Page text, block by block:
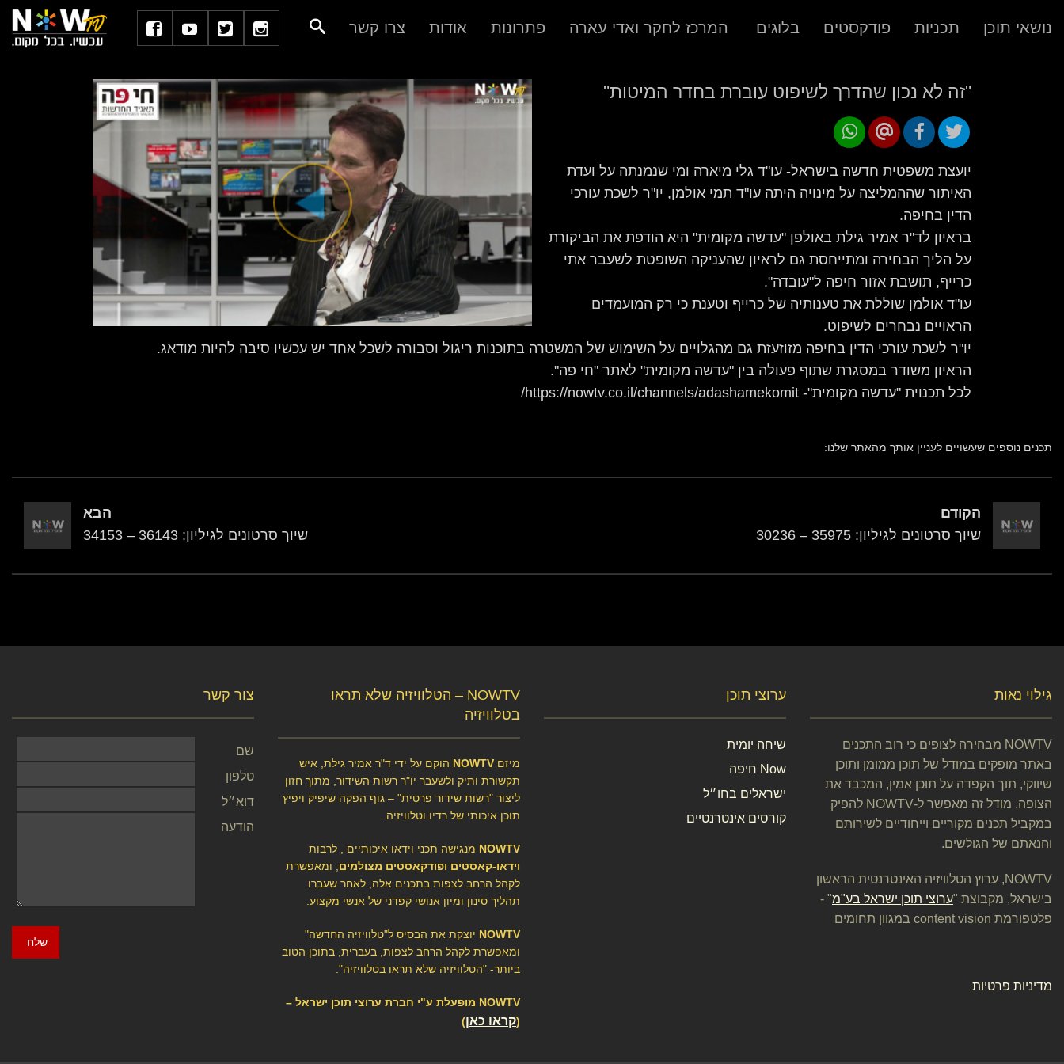
נושאי תוכן תכניות פודקסטים בלוגים המרכז לחקר ואדי עארה פתרונות אודות צרו קשר
"זה לא נכון שהדרך לשיפוט עוברת בחדר המיטות"
יועצת משפטית חדשה בישראל- עו"ד גלי מיארה ומי שנמנתה על ועדת
האיתור שההמליצה על מינויה היתה עו"ד תמי אולמן, יו"ר לשכת עורכי
הדין בחיפה.
בראיון לד"ר אמיר גילת באולפן "עדשה מקומית" היא הודפת את הביקורת
על הליך הבחירה ומתייחסת גם לראיון שהעניקה השופטת לשעבר אתי
כרייף, תושבת אזור חיפה ל"עובדה".
עו"ד אולמן שוללת את טענותיה של כרייף וטענת כי רק המועמדים
הראויים נבחרים לשיפוט.
יו"ר לשכת עורכי הדין בחיפה מזוזעזת גם מהגלויים על השימוש של המשטרה בתוכנות ריגול וסבורה לשכל אחד יש עכשיו סיבה להיות מודאג.
הראיון משודר במסגרת שתוף פעולה בין "עדשה מקומית" לאתר "חי פה".
לכל תכנוית "עדשה מקומית"- https://nowtv.co.il/channels/adashamekomit/
תכנים נוספים שעשויים לעניין אותך מהאתר שלנו:
הבא
שיוך סרטונים לגיליון: 36143 – 34153
הקודם
שיוך סרטונים לגיליון: 35975 – 30236
צור קשר
שם
טלפון
דוא״ל
הודעה
שלח
NOWTV – הטלוויזיה שלא תראו
בטלוויזיה
מיזם NOWTV הוקם על ידי ד"ר אמיר גילת, איש
תקשורת ותיק ולשעבר יו"ר רשות השידור, מתוך חזון
ליצור "רשות שידור פרטית" – גוף הפקה שיפיק ויפיץ
תוכן איכותי של רדיו וטלוויזיה.
NOWTV מנגישה תכני וידאו איכותיים , לרבות
וידאו-קאסטים ופודקאסטים מצולמים , ומאפשרת
לקהל הרחב לצפות בתכנים אלה, לאחר שעברו
תהליך סינון ומיון אנושי קפדני של אנשי מקצוע.
NOWTV יוצקת את הבסיס ל"טלוויזיה החדשה"
ומאפשרת לקהל הרחב לצפות, בעברית, בתוכן הטוב
ביותר- "הטלוויזיה שלא תראו בטלוויזיה".
NOWTV מופעלת ע"י חברת ערוצי תוכן ישראל –
(קראו כאן)
ערוצי תוכן
שיחה יומית
Now חיפה
ישראלים בחו״ל
קורסים אינטרנטיים
גילוי נאות
NOWTV מבהירה לצופים כי רוב התכנים
באתר מופקים במודל של תוכן ממומן ותוכן
שיווקי, תוך הקפדה על תוכן אמין, המכבד את
הצופה. מודל זה מאפשר ל-NOWTV להפיק
במקביל תכנים מקוריים וייחודיים לשירותם
והנאתם של הגולשים.
NOWTV, ערוץ הטלוויזיה האינטרנטית הראשון
בישראל, מקבוצת "ערוצי תוכן ישראל בע"מ" -
פלטפורמת content vision במגוון תחומים
מדיניות פרטיות